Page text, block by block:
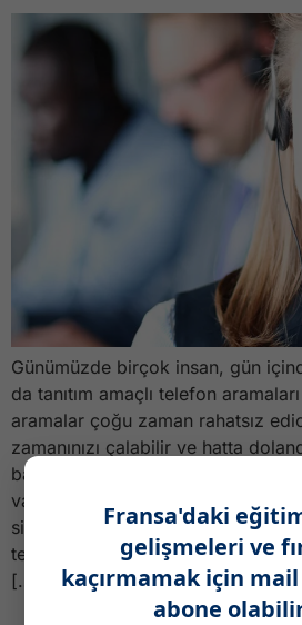
Günümüzde birçok insan, gün
da tanıtım amaçlı telefon
aramalar çoğu zaman rahatsız
zamanınızı çalabilir ve hatta
barındırabilir. İşte tam bu noktada
vatandaşları korumak amacıyla
sistem olarak devreye giriyor.
telefon aramalarına karşı kişisel
[…]
Fransa'daki
gelişmeleri ve
kaçırmamak için
abone